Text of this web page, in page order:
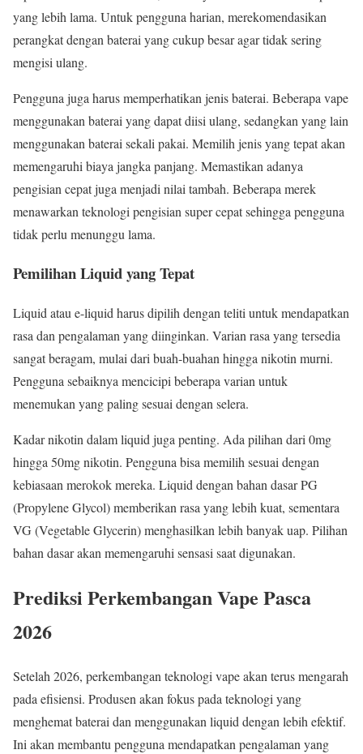
yang lebih lama. Untuk pengguna harian, merekomendasikan
perangkat dengan baterai yang cukup besar agar tidak sering
mengisi ulang.
Pengguna juga harus memperhatikan jenis baterai. Beberapa vape
menggunakan baterai yang dapat diisi ulang, sedangkan yang lain
menggunakan baterai sekali pakai. Memilih jenis yang tepat akan
memengaruhi biaya jangka panjang. Memastikan adanya
pengisian cepat juga menjadi nilai tambah. Beberapa merek
menawarkan teknologi pengisian super cepat sehingga pengguna
tidak perlu menunggu lama.
Pemilihan Liquid yang Tepat
Liquid atau e-liquid harus dipilih dengan teliti untuk mendapatkan
rasa dan pengalaman yang diinginkan. Varian rasa yang tersedia
sangat beragam, mulai dari buah-buahan hingga nikotin murni.
Pengguna sebaiknya mencicipi beberapa varian untuk
menemukan yang paling sesuai dengan selera.
Kadar nikotin dalam liquid juga penting. Ada pilihan dari 0mg
hingga 50mg nikotin. Pengguna bisa memilih sesuai dengan
kebiasaan merokok mereka. Liquid dengan bahan dasar PG
(Propylene Glycol) memberikan rasa yang lebih kuat, sementara
VG (Vegetable Glycerin) menghasilkan lebih banyak uap. Pilihan
bahan dasar akan memengaruhi sensasi saat digunakan.
Prediksi Perkembangan Vape Pasca
2026
Setelah 2026, perkembangan teknologi vape akan terus mengarah
pada efisiensi. Produsen akan fokus pada teknologi yang
menghemat baterai dan menggunakan liquid dengan lebih efektif.
Ini akan membantu pengguna mendapatkan pengalaman yang